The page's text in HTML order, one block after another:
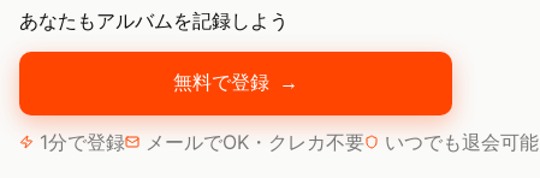
あなたもアルバムを記録しよう
無料で登録 →
1分で登録 メールでOK・クレカ不要 いつでも退会可能